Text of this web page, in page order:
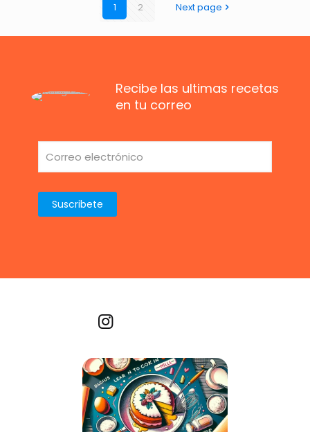
1 2 Next page
Recibe las ultimas recetas
en tu correo